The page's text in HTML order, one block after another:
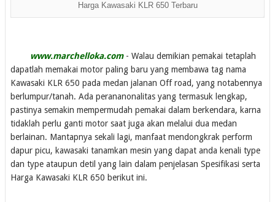
Harga Kawasaki KLR 650 Terbaru
www.marchelloka.com- Walau demikian pemakai tetaplah
dapatlah memakai motor paling baru yang membawa tag nama
Kawasaki KLR 650 pada medan jalanan Off road, yang notabennya
berlumpur/tanah. Ada perananonalitas yang termasuk lengkap,
pastinya semakin mempermudah pemakai dalam berkendara, karna
tidaklah perlu ganti motor saat juga akan melalui dua medan
berlainan. Mantapnya sekali lagi, manfaat mendongkrak perform
dapur picu, kawasaki tanamkan mesin yang dapat anda kenali type
dan type ataupun detil yang lain dalam penjelasan Spesifikasi serta
Harga Kawasaki KLR 650 berikut ini.